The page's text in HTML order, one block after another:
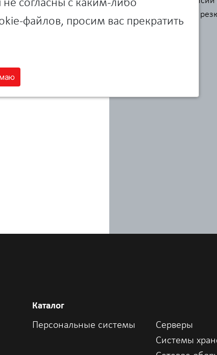
рассмотрим ваше
Каталог
Персональные системы
Серверы
Системы
согласны с каким-либо
файлов, просим вас прекратить